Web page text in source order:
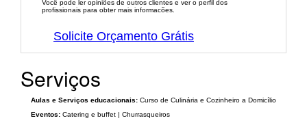
Você pode ler opiniões de outros clientes e ver o perfil dos
profissionais para obter mais informacões.
Solicite Orçamento Grátis
Serviços
Aulas e Serviços educacionais: Curso de Culinária e Cozinheiro a Domicílio
Eventos: Catering e buffet | Churrasqueiros